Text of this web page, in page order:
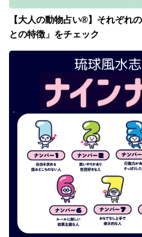
【大人の動物占い®】それぞれ
との特徴」をチェック